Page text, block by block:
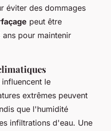
éviter des dommages
peut être
ans pour maintenir
le
extrêmes peuvent
que l'humidité
infiltrations d'eau. Une